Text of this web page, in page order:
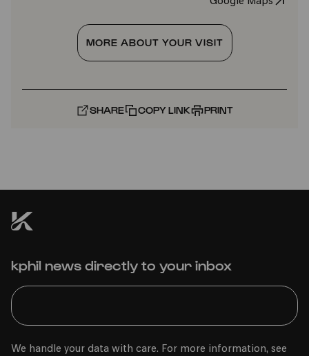
MORE ABOUT YOUR VISIT
SHARE COPY LINK PRINT
kphil news directly to your inbox
We handle your data with care. For more information, see